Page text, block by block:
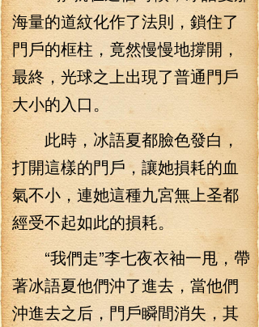
海量的道紋化作了法則，鎖住了
門戶的框柱，竟然慢慢地撐開，
最終，光球之上出現了普通門戶
大小的入口。
此時，冰語夏都臉色發白，
打開這樣的門戶，讓她損耗的血
氣不小，連她這種九宮無上圣都
經受不起如此的損耗。
“我們走”李七夜衣袖一甩，帶
著冰語夏他們沖了進去，當他們
沖進去之后，門戶瞬間消失，其